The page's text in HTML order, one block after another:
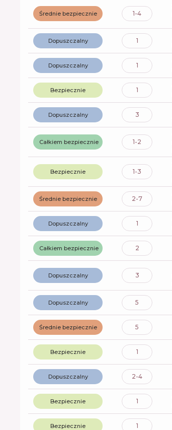
Średnie bezpiecznie 1-4
Dopuszczalny 1
Dopuszczalny 1
Bezpiecznie 1
Dopuszczalny 3
Całkiem bezpiecznie 1-2
Bezpiecznie 1-3
Średnie bezpiecznie 2-7
Dopuszczalny 1
Całkiem bezpiecznie 2
Dopuszczalny 3
Dopuszczalny 5
Średnie bezpiecznie 5
Bezpiecznie 1
Dopuszczalny 2-4
Bezpiecznie 1
Bezpiecznie 1